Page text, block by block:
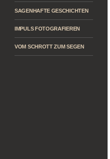
SAGENHAFTE GESCHICHTEN
IMPULS FOTOGRAFIEREN
VOM SCHROTT ZUM SEGEN